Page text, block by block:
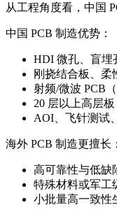
从工程角度看，中国
中国 PCB 制造优势：
HDI 微孔、盲埋
刚挠结合板、柔
射频/微波 PCB（
20 层以上高层板
AOI、飞针测试
海外 PCB 制造更擅长：
高可靠性与低缺
特殊材料或军工
小批量高一致性